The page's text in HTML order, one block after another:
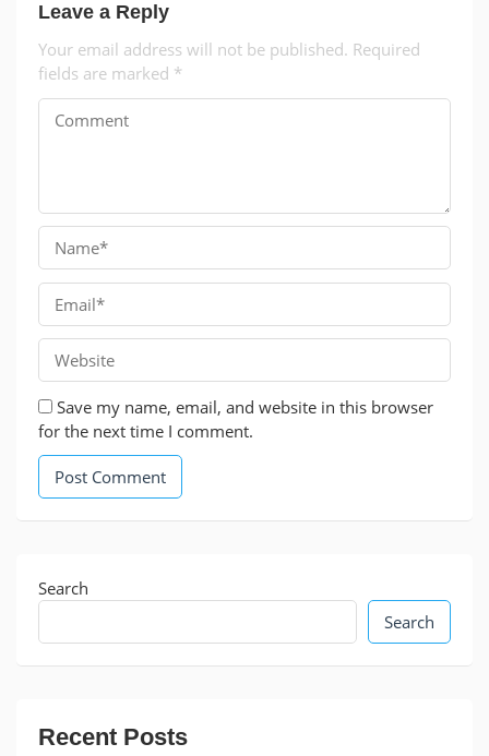
Leave a Reply
Your email address will not be published. Required
fields are marked *
Save my name, email, and website in this browser
for the next time I comment.
Search
Search
Recent Posts